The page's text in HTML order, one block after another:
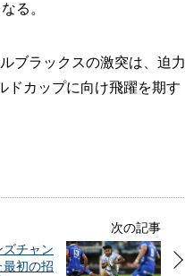
る。
ブラックスの激突は、迫力
ドカップに向け飛躍を期す
次の記事
ズチャン
最初の招